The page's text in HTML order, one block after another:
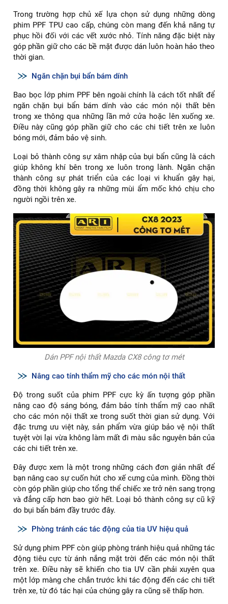
Trong trường hợp chủ xế lựa chọn sử dụng những dòng
phim PPF TPU cao cấp, chúng còn mang đến khả năng tự
phục hồi đối với các vết xước nhỏ. Tính năng đặc biệt này
góp phần giữ cho các bề mặt được dán luôn hoàn hảo theo
thời gian.
Ngăn chặn bụi bẩn bám dính
Bao bọc lớp phim PPF bên ngoài chính là cách tốt nhất để
ngăn chặn bụi bẩn bám dính vào các món nội thất bên
trong xe thông qua những lần mở cửa hoặc lên xuống xe.
Điều này cũng góp phần giữ cho các chi tiết trên xe luôn
bóng mới, đảm bảo vệ sinh.
Loại bỏ thành công sự xâm nhập của bụi bẩn cũng là cách
giúp không khí bên trong xe luôn trong lành. Ngăn chặn
thành công sự phát triển của các loại vi khuẩn gây hại,
đồng thời không gây ra những mùi ẩm mốc khó chịu cho
người ngồi trên xe.
Dán PPF nội thất Mazda CX8 công tơ mét
Nâng cao tính thẩm mỹ cho các món nội thất
Độ trong suốt của phim PPF cực kỳ ấn tượng góp phần
nâng cao độ sáng bóng, đảm bảo tính thẩm mỹ cao nhất
cho các món nội thất xe trong suốt thời gian sử dụng. Với
đặc trưng ưu việt này, sản phẩm vừa giúp bảo vệ nội thất
tuyệt vời lại vừa không làm mất đi màu sắc nguyên bản của
các chi tiết trên xe.
Đây được xem là một trong những cách đơn giản nhất để
bạn nâng cao sự cuốn hút cho xế cưng của mình. Đồng thời
còn góp phần giúp cho tổng thể chiếc xe trở nên sang trọng
và đẳng cấp hơn bao giờ hết. Loại bỏ thành công sự cũ kỹ
do bụi bẩn bám đầy trước đây.
Phòng tránh các tác động của tia UV hiệu quả
Sử dụng phim PPF còn giúp phòng tránh hiệu quả những tác
động tiêu cực từ ánh nắng mặt trời đến các món nội thất
trên xe. Điều này sẽ khiến cho tia UV cần phải xuyên qua
một lớp màng che chắn trước khi tác động đến các chi tiết
trên xe, từ đó tác hại của chúng gây ra cũng sẽ thấp hơn.